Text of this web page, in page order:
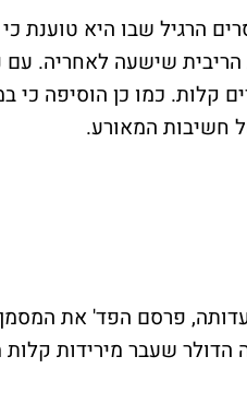
הרגיל שבו היא טוענת
שישעה לאחריה. עם
קלות. כמו כן הוסיפה כי
חשיבות המאורע.
פרסם הפד' את
שעבר מירידות קלות מול האירו